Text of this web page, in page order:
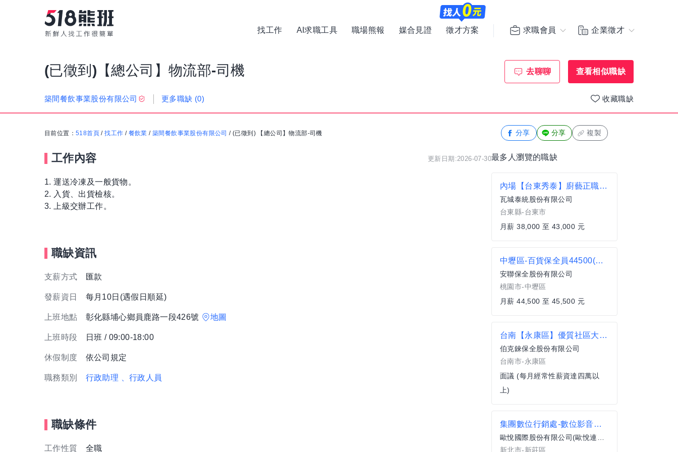
找工作 AI求職工具 職場熊報 媒合見證 徵才方案 求職會員 企業徵才
(已徵到)【總公司】物流部-司機 去聊聊 查看相似職缺
築間餐飲事業股份有限公司 更多職缺 (0) 收藏職缺
目前位置： 518首頁 /找工作 / 餐飲業 /築間餐飲事業股份有限公司 /(已徵到) 【總公司】物流部-司機
工作內容 更新日期:2026-07-30
1. 運送冷凍及一般貨物。
2. 入貨、出貨檢核。
3. 上級交辦工作。
職缺資訊
支薪方式 匯款
發薪資日 每月10日(遇假日順延)
上班地點 彰化縣埔心鄉員鹿路一段426號 地圖
上班時段 日班 / 09:00-18:00
休假制度 依公司規定
職務類別 行政助理 、行政人員
職缺條件
工作性質 全職
分享 分享 複製
最多人瀏覽的職缺
內場【台東秀泰】廚藝正職夥伴 瓦城集團 ★新展店
瓦城泰統股份有限公司
台東縣-台東市
月薪 38,000 至 43,000 元
中壢區-百貨保全員44500(夜班)
安聯保全股份有限公司
桃園市-中壢區
月薪 44,500 至 45,500 元
台南【永康區】優質社區大樓物管-社區經理
伯克錸保全股份有限公司
台南市-永康區
面議 (每月經常性薪資達四萬以
上)
集團數位⾏銷處-數位影音設計師
歐悅國際股份有限公司(歐悅連鎖精品旅館)
新北市-新莊區